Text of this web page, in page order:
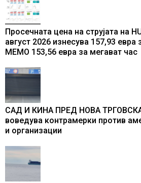
Просечната цена на струјата на
август 2026 изнесува 157,93 евра
МЕМО 153,56 евра за мегават час
САД И КИНА ПРЕД НОВА
воведува контрамерки против
и организации